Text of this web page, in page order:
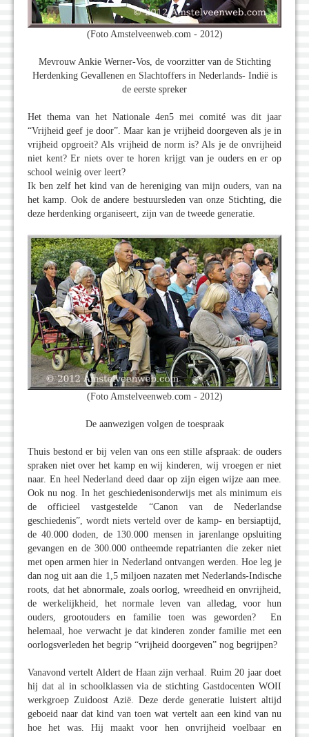
(Foto Amstelveenweb.com - 2012)
Mevrouw Ankie Werner-Vos, de voorzitter van de Stichting
Herdenking Gevallenen en Slachtoffers in Nederlands- Indië is
de eerste spreker
Het thema van het Nationale 4en5 mei comité was dit jaar
“Vrijheid geef je door”. Maar kan je vrijheid doorgeven als je in
vrijheid opgroeit? Als vrijheid de norm is? Als je de onvrijheid
niet kent? Er niets over te horen krijgt van je ouders en er op
school weinig over leert?
Ik ben zelf het kind van de hereniging van mijn ouders, van na
het kamp. Ook de andere bestuursleden van onze Stichting, die
deze herdenking organiseert, zijn van de tweede generatie.
(Foto Amstelveenweb.com - 2012)
De aanwezigen volgen de toespraak
Thuis bestond er bij velen van ons een stille afspraak: de ouders
spraken niet over het kamp en wij kinderen, wij vroegen er niet
naar. En heel Nederland deed daar op zijn eigen wijze aan mee.
Ook nu nog. In het geschiedenisonderwijs met als minimum eis
de officieel vastgestelde “Canon van de Nederlandse
geschiedenis”, wordt niets verteld over de kamp- en bersiaptijd,
de 40.000 doden, de 130.000 mensen in jarenlange opsluiting
gevangen en de 300.000 ontheemde repatrianten die zeker niet
met open armen hier in Nederland ontvangen werden. Hoe leg je
dan nog uit aan die 1,5 miljoen nazaten met Nederlands-Indische
roots, dat het abnormale, zoals oorlog, wreedheid en onvrijheid,
de werkelijkheid, het normale leven van alledag, voor hun
ouders, grootouders en familie toen was geworden? En
helemaal, hoe verwacht je dat kinderen zonder familie met een
oorlogsverleden het begrip “vrijheid doorgeven” nog begrijpen?
Vanavond vertelt Aldert de Haan zijn verhaal. Ruim 20 jaar doet
hij dat al in schoolklassen via de stichting Gastdocenten WOII
werkgroep Zuidoost Azië. Deze derde generatie luistert altijd
geboeid naar dat kind van toen wat vertelt aan een kind van nu
hoe het was. Hij maakt voor hen onvrijheid voelbaar en